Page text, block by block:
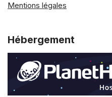
Mentions légales
Hébergement